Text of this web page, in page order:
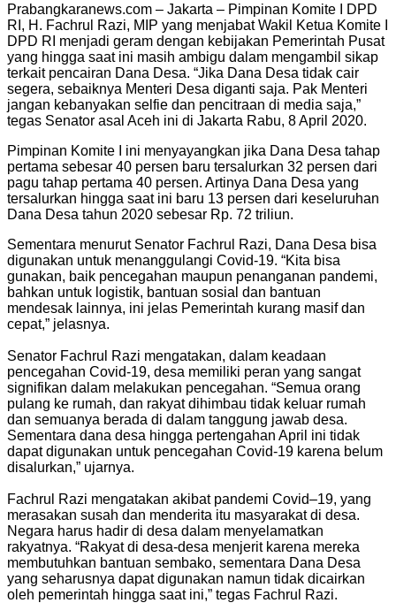
Prabangkaranews.com – Jakarta – Pimpinan Komite I DPD
RI, H. Fachrul Razi, MIP yang menjabat Wakil Ketua Komite I
DPD RI menjadi geram dengan kebijakan Pemerintah Pusat
yang hingga saat ini masih ambigu dalam mengambil sikap
terkait pencairan Dana Desa. “Jika Dana Desa tidak cair
segera, sebaiknya Menteri Desa diganti saja. Pak Menteri
jangan kebanyakan selfie dan pencitraan di media saja,”
tegas Senator asal Aceh ini di Jakarta Rabu, 8 April 2020.
Pimpinan Komite I ini menyayangkan jika Dana Desa tahap
pertama sebesar 40 persen baru tersalurkan 32 persen dari
pagu tahap pertama 40 persen. Artinya Dana Desa yang
tersalurkan hingga saat ini baru 13 persen dari keseluruhan
Dana Desa tahun 2020 sebesar Rp. 72 triliun.
Sementara menurut Senator Fachrul Razi, Dana Desa bisa
digunakan untuk menanggulangi Covid-19. “Kita bisa
gunakan, baik pencegahan maupun penanganan pandemi,
bahkan untuk logistik, bantuan sosial dan bantuan
mendesak lainnya, ini jelas Pemerintah kurang masif dan
cepat,” jelasnya.
Senator Fachrul Razi mengatakan, dalam keadaan
pencegahan Covid-19, desa memiliki peran yang sangat
signifikan dalam melakukan pencegahan. “Semua orang
pulang ke rumah, dan rakyat dihimbau tidak keluar rumah
dan semuanya berada di dalam tanggung jawab desa.
Sementara dana desa hingga pertengahan April ini tidak
dapat digunakan untuk pencegahan Covid-19 karena belum
disalurkan,” ujarnya.
Fachrul Razi mengatakan akibat pandemi Covid–19, yang
merasakan susah dan menderita itu masyarakat di desa.
Negara harus hadir di desa dalam menyelamatkan
rakyatnya. “Rakyat di desa-desa menjerit karena mereka
membutuhkan bantuan sembako, sementara Dana Desa
yang seharusnya dapat digunakan namun tidak dicairkan
oleh pemerintah hingga saat ini,” tegas Fachrul Razi.